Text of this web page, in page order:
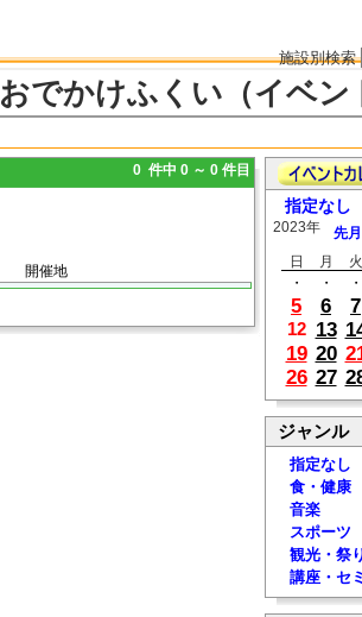
施設別検索
おでかけふくい（イベン
0 件中 0 ～ 0 件目
開催地
指定なし
2023年 先月
日
月 火
・
・ ・
5
6 7
12 13
19 20
26 27
ジャンル
指定なし
食・健康
音楽
スポーツ
観光・祭
講座・セ